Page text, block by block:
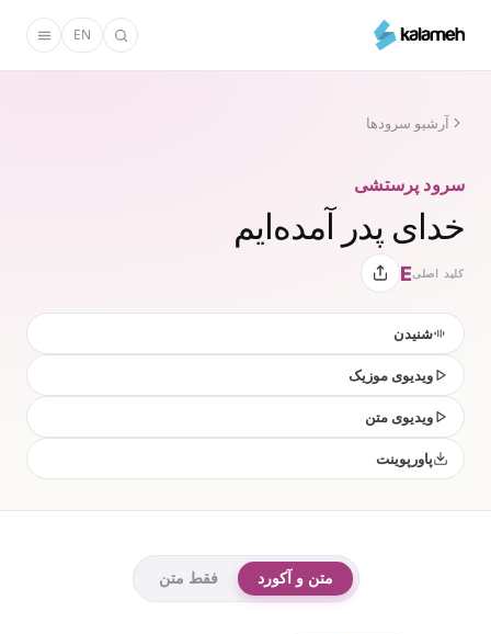
محتوای
EN
آرشیو سرودها
سرود پرستشی
خدای پدر آمده‌ایم
کلید اصلیE
شنیدن
ویدیوی موزیک
ویدیوی متن
پاورپوینت
متن و آکورد فقط متن